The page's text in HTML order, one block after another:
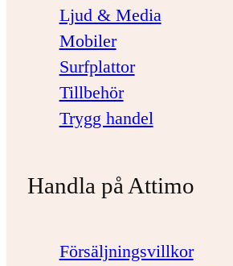
Ljud & Media
Mobiler
Surfplattor
Tillbehör
Trygg handel
Handla på Attimo
Försäljningsvillkor